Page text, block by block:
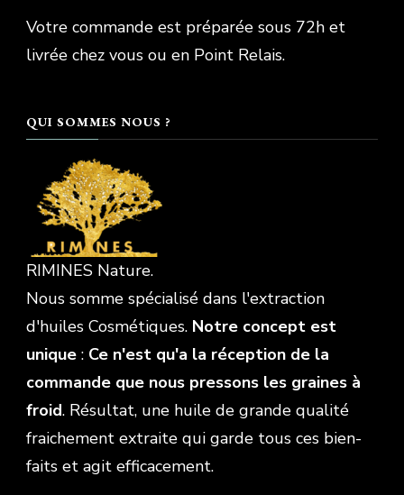
Votre commande est préparée sous 72h et
livrée chez vous ou en Point Relais.
QUI SOMMES NOUS ?
RIMINES Nature.
Nous somme spécialisé dans l'extraction
d'huiles Cosmétiques. Notre concept est
unique : Ce n'est qu'a la réception de la
commande que nous pressons les graines à
froid. Résultat, une huile de grande qualité
fraichement extraite qui garde tous ces bien-
faits et agit efficacement.